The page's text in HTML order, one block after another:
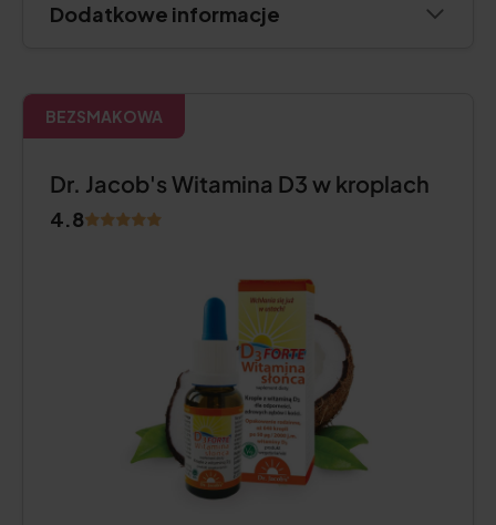
Dodatkowe informacje
BEZSMAKOWA
Dr. Jacob's Witamina D3 w kroplach
4.8